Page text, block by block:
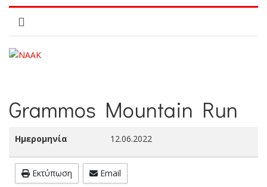
Grammos Mountain Run
Ημερομηνία 12.06.2022
Εκτύπωση Email